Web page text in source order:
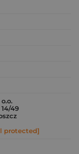
49
protected]